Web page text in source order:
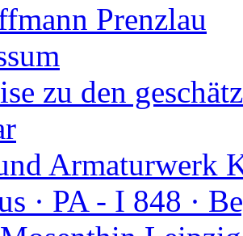
Prenzlau
zu den
Armaturwerk
· PA - I 848 ·